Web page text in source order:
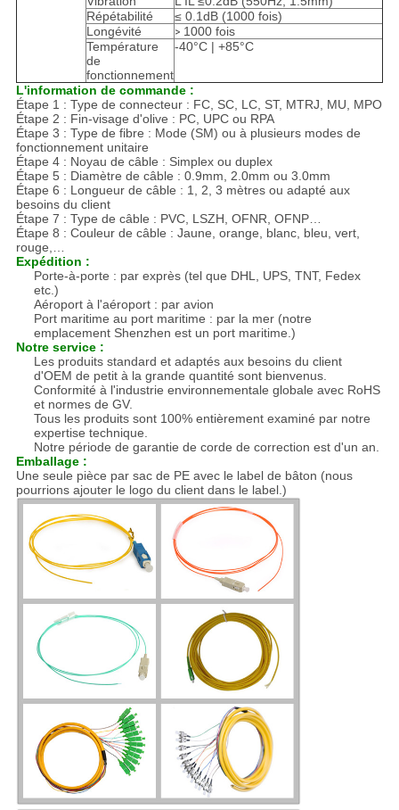
Répétabilité
≤ 0.1dB (1000 fois)
Longévité
> 1000 fois
Température
de
fonctionnement
-40°C | +85°C
L'information de commande :
Étape 1 : Type de connecteur : FC, SC, LC, ST, MTRJ, MU, MPO
Étape 2 : Fin-visage d'olive : PC, UPC ou RPA
Étape 3 : Type de fibre : Mode (SM) ou à plusieurs modes de
fonctionnement unitaire
Étape 4 : Noyau de câble : Simplex ou duplex
Étape 5 : Diamètre de câble : 0.9mm, 2.0mm ou 3.0mm
Étape 6 : Longueur de câble : 1, 2, 3 mètres ou adapté aux
besoins du client
Étape 7 : Type de câble : PVC, LSZH, OFNR, OFNP…
Étape 8 : Couleur de câble : Jaune, orange, blanc, bleu, vert,
rouge,…
Expédition :
Porte-à-porte : par exprès (tel que DHL, UPS, TNT, Fedex
etc.)
Aéroport à l'aéroport : par avion
Port maritime au port maritime : par la mer (notre
emplacement Shenzhen est un port maritime.)
Notre service :
Les produits standard et adaptés aux besoins du client
d'OEM de petit à la grande quantité sont bienvenus.
Conformité à l'industrie environnementale globale avec RoHS
et normes de GV.
Tous les produits sont 100% entièrement examiné par notre
expertise technique.
Notre période de garantie de corde de correction est d'un an.
Emballage :
Une seule pièce par sac de PE avec le label de bâton (nous
pourrions ajouter le logo du client dans le label.)